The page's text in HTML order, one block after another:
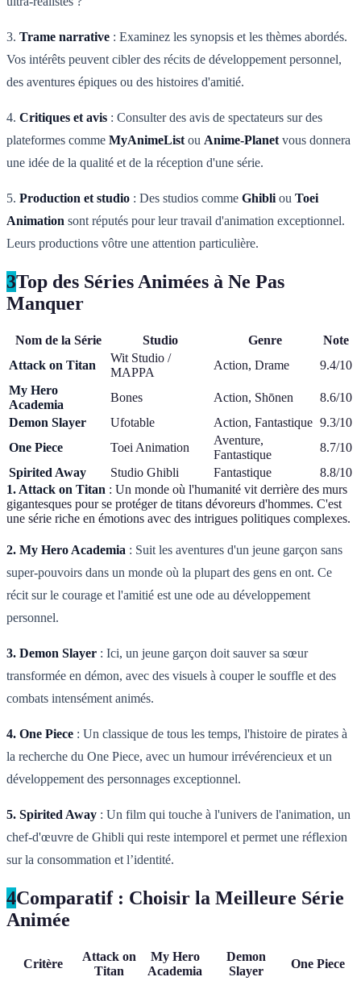
3. Trame narrative : Examinez les synopsis et les thèmes abordés.
Vos intérêts peuvent cibler des récits de développement personnel,
des aventures épiques ou des histoires d'amitié.
4. Critiques et avis : Consulter des avis de spectateurs sur des
plateformes comme MyAnimeList ou Anime-Planet vous donnera
une idée de la qualité et de la réception d'une série.
5. Production et studio : Des studios comme Ghibli ou Toei
Animation sont réputés pour leur travail d'animation exceptionnel.
Leurs productions vôtre une attention particulière.
3Top des Séries Animées à Ne Pas
Manquer
Nom de la Série Studio Genre
Note
Attack on Titan
Wit Studio /
MAPPA
Action, Drame
9.4/10
My Hero
Academia
Bones Action, Shōnen
8.6/10
Demon Slayer
Ufotable Action, Fantastique 9.3/10
One Piece
Toei Animation
Aventure,
Fantastique
8.7/10
Spirited Away
Studio Ghibli Fantastique
8.8/10
1. Attack on Titan : Un monde où l'humanité vit derrière des murs
gigantesques pour se protéger de titans dévoreurs d'hommes. C'est
une série riche en émotions avec des intrigues politiques complexes.
2. My Hero Academia : Suit les aventures d'un jeune garçon sans
super-pouvoirs dans un monde où la plupart des gens en ont. Ce
récit sur le courage et l'amitié est une ode au développement
personnel.
3. Demon Slayer : Ici, un jeune garçon doit sauver sa sœur
transformée en démon, avec des visuels à couper le souffle et des
combats intensément animés.
4. One Piece : Un classique de tous les temps, l'histoire de pirates à
la recherche du One Piece, avec un humour irrévérencieux et un
développement des personnages exceptionnel.
5. Spirited Away : Un film qui touche à l'univers de l'animation, un
chef-d'œuvre de Ghibli qui reste intemporel et permet une réflexion
sur la consommation et l’identité.
4Comparatif : Choisir la Meilleure Série
Animée
Critère
Attack on
Titan
My Hero
Academia
Demon
Slayer
One Piece